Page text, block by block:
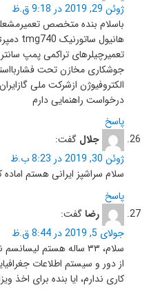
ژوئن 29, 2019 در 9:18 ق.ظ
تعمیرچیلرهای تراکمی پمپ
الکتروفیوژن ازشرکت ملی
درخواست راهنمایی دارم
پاسخ
جلال گفت:
ژوئن 30, 2019 در 8:23 ب.ظ
سلام سراشپز ایرانی هستم
پاسخ
رضا گفت:
جولای 5, 2019 در 8:44 ق.ظ
سلام، ۳۳ ساله هستم
از دور و سیستم اطلاعات
کاری ندارم، ایا بنده برای اخذ